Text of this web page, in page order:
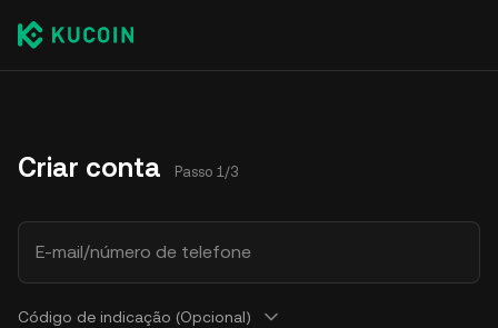
Criar conta Passo 1/3
E-mail/número de telefone
Código de indicação (Opcional)